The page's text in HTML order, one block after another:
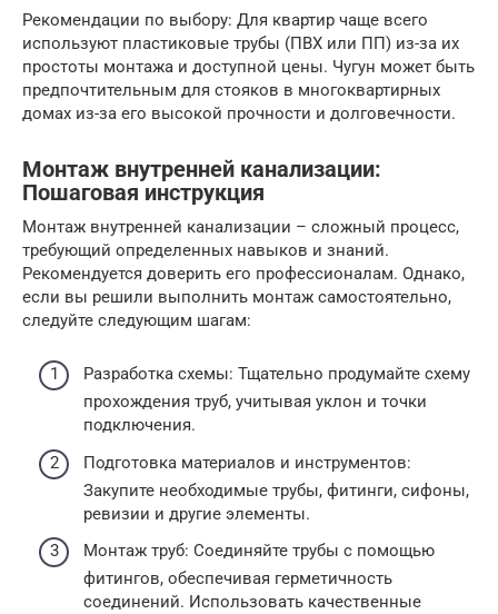
Рекомендации по выбору: Для квартир чаще всего
используют пластиковые трубы (ПВХ или ПП) из-за их
простоты монтажа и доступной цены. Чугун может быть
предпочтительным для стояков в многоквартирных
домах из-за его высокой прочности и долговечности.
Монтаж внутренней канализации:
Пошаговая инструкция
Монтаж внутренней канализации – сложный процесс,
требующий определенных навыков и знаний.
Рекомендуется доверить его профессионалам. Однако,
если вы решили выполнить монтаж самостоятельно,
следуйте следующим шагам:
Разработка схемы: Тщательно продумайте схему
прохождения труб, учитывая уклон и точки
подключения.
Подготовка материалов и инструментов:
Закупите необходимые трубы, фитинги, сифоны,
ревизии и другие элементы.
Монтаж труб: Соединяйте трубы с помощью
фитингов, обеспечивая герметичность
соединений. Использовать качественные